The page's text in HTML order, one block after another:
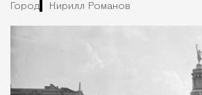
Город Кирилл Романов